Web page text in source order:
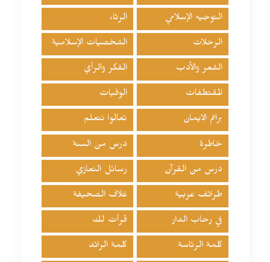
التوجيه الإسلامي الرثاء
الرحلات الشخصيات الإسلامية
الشعر والأدب الفكر والرأي
المقتطفات الوفيات
براعم الايمان تعالوا نتعلم
خاطرة درس من السنة
درس من القرآن رسائل التعازي
طرائف عربية غلاف الصحيفة
في رحاب الدار قرأت لك
كلمة الرئاسة كلمة الرائد